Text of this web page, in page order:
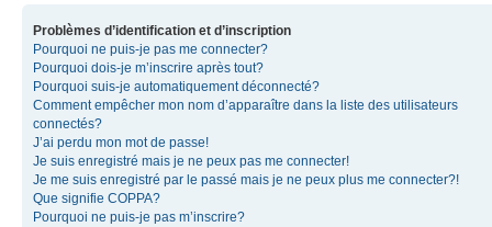
Problèmes d’identification et d’inscription
Pourquoi ne puis-je pas me connecter?
Pourquoi dois-je m’inscrire après tout?
Pourquoi suis-je automatiquement déconnecté?
Comment empêcher mon nom d’apparaître dans la liste des utilisateurs
connectés?
J’ai perdu mon mot de passe!
Je suis enregistré mais je ne peux pas me connecter!
Je me suis enregistré par le passé mais je ne peux plus me connecter?!
Que signifie COPPA?
Pourquoi ne puis-je pas m’inscrire?